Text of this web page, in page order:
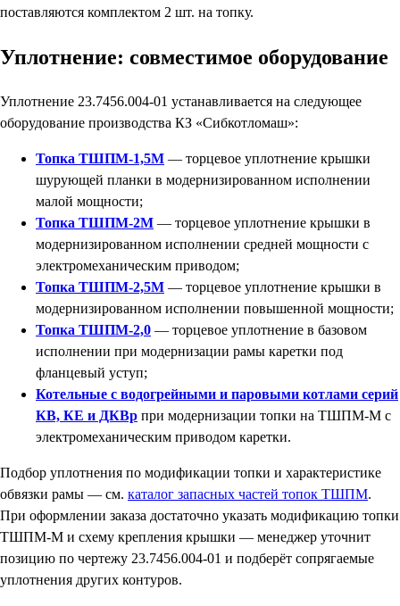
поставляются комплектом 2 шт. на топку.
Уплотнение: совместимое оборудование
Уплотнение 23.7456.004-01 устанавливается на следующее
оборудование производства КЗ «Сибкотломаш»:
Топка ТШПМ-1,5М — торцевое уплотнение крышки
шурующей планки в модернизированном исполнении
малой мощности;
Топка ТШПМ-2М — торцевое уплотнение крышки в
модернизированном исполнении средней мощности с
электромеханическим приводом;
Топка ТШПМ-2,5М — торцевое уплотнение крышки в
модернизированном исполнении повышенной мощности;
Топка ТШПМ-2,0 — торцевое уплотнение в базовом
исполнении при модернизации рамы каретки под
фланцевый уступ;
Котельные с водогрейными и паровыми котлами серий
КВ, КЕ и ДКВр при модернизации топки на ТШПМ-М с
электромеханическим приводом каретки.
Подбор уплотнения по модификации топки и характеристике
обвязки рамы — см. каталог запасных частей топок ТШПМ.
При оформлении заказа достаточно указать модификацию топки
ТШПМ-М и схему крепления крышки — менеджер уточнит
позицию по чертежу 23.7456.004-01 и подберёт сопрягаемые
уплотнения других контуров.